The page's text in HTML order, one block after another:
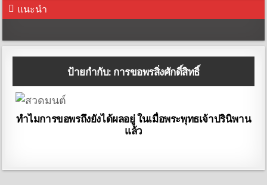
แนะนำ
ป้ายกำกับ: การขอพรสิ่งศักดิ์สิทธิ์
ทำไมการขอพรถึงยังได้ผลอยู่ ในเมื่อพระพุทธเจ้าปรินิพาน
แล้ว